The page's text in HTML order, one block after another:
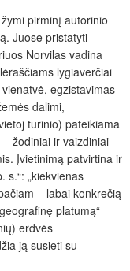
pirminį autorinio
Juose pristatyti
Norvilas vadina
lygiaverčiai
egzistavimas
dalimi,
turinio) pateikiama
žodiniai ir vaizdiniai –
Įvietinimą patvirtina ir
s.“: „kiekvienas
– labai konkrečią
platumą“
erdvės
ją susieti su